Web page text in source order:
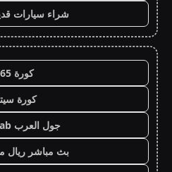
شراء سيارات
كورة 365
كورة
جول العرب goalarab
بث مباشر ريال